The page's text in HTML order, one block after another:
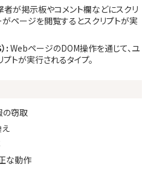
者が掲示板やコメント欄などにスクリ
ページを閲覧するとスクリプトが実
: WebページのDOM操作を通じて、ユ
トが実行されるタイプ。
の窃取
な動作